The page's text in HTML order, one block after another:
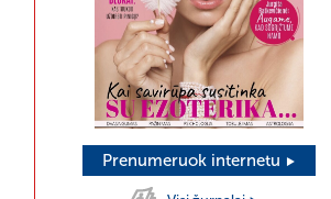
Prenumeruok internetu